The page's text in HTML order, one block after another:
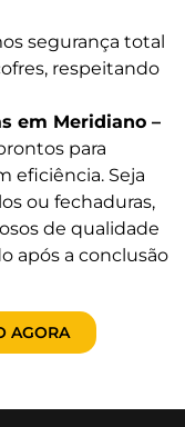
segurança total
respeitando
em Meridiano –
para
eficiência. Seja
ou fechaduras,
de qualidade
após a conclusão
AGORA